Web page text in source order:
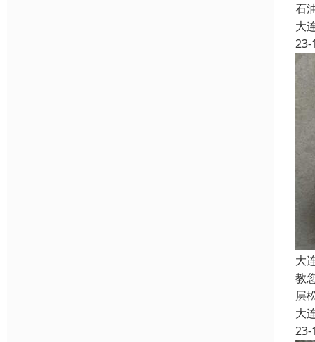
石
大
23-
大
教
层
大
23-